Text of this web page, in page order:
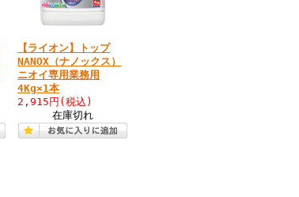
【ライオン】トップ
NANOX（ナノックス）
ニオイ専用業務用
4Kg×1本
2,915円 (税込)
在庫切れ